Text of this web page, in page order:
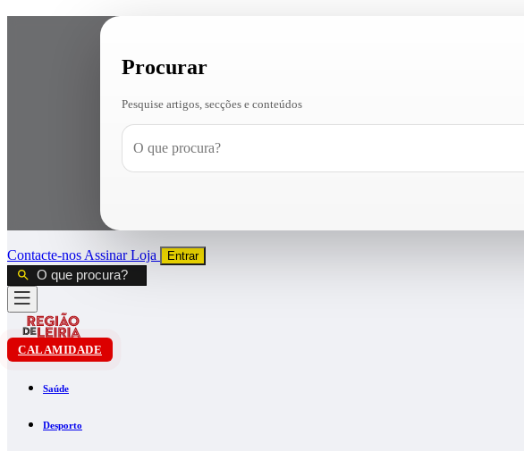
Procurar
Pesquise artigos, secções e conteúdos
Contacte-nos AssinarLoja Entrar
CALAMIDADE
Saúde
Desporto